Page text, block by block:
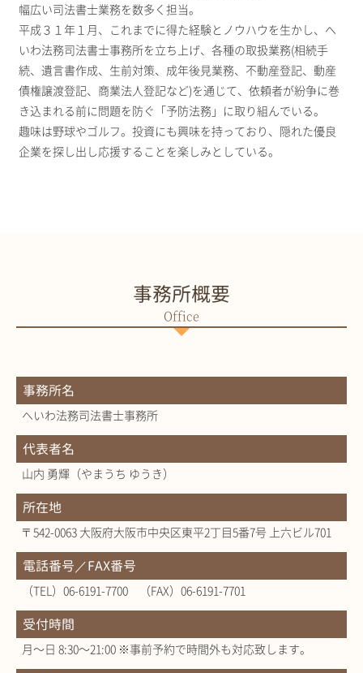
幅広い司法書士業務を数多く担当。
平成３１年１月、これまでに得た経験とノウハウを生かし、へ
いわ法務司法書士事務所を立ち上げ、各種の取扱業務(相続手
続、遺言書作成、生前対策、成年後見業務、不動産登記、動産
債権譲渡登記、商業法人登記など)を通じて、依頼者が紛争に巻
き込まれる前に問題を防ぐ「予防法務」に取り組んでいる。
趣味は野球やゴルフ。投資にも興味を持っており、隠れた優良
企業を探し出し応援することを楽しみとしている。
事務所概要
事務所名
へいわ法務司法書士事務所
代表者名
山内 勇輝（やまうち ゆうき）
所在地
〒542-0063 大阪府大阪市中央区東平2丁目5番7号 上六ビル701
電話番号／FAX番号
（TEL）06-6191-7700 （FAX）06-6191-7701
受付時間
月～日 8:30～21:00 ※事前予約で時間外も対応致します。